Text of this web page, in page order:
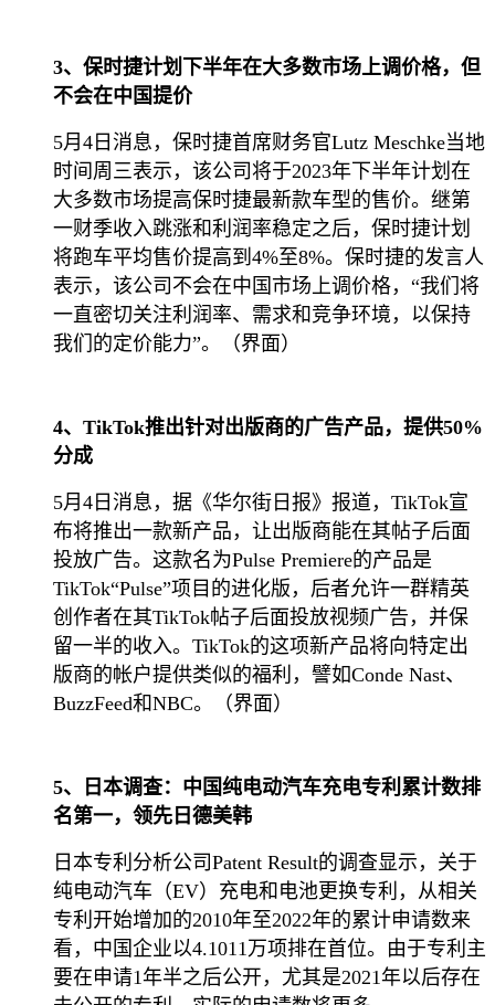
3、保时捷计划下半年在大多数市场上调价格，但
不会在中国提价
5月4日消息，保时捷首席财务官Lutz Meschke当地
时间周三表示，该公司将于2023年下半年计划在
大多数市场提高保时捷最新款车型的售价。继第
一财季收入跳涨和利润率稳定之后，保时捷计划
将跑车平均售价提高到4%至8%。保时捷的发言人
表示，该公司不会在中国市场上调价格，“我们将
一直密切关注利润率、需求和竞争环境，以保持
我们的定价能力”。（界面）
4、TikTok推出针对出版商的广告产品，提供50%
分成
5月4日消息，据《华尔街日报》报道，TikTok宣
布将推出一款新产品，让出版商能在其帖子后面
投放广告。这款名为Pulse Premiere的产品是
TikTok“Pulse”项目的进化版，后者允许一群精英
创作者在其TikTok帖子后面投放视频广告，并保
留一半的收入。TikTok的这项新产品将向特定出
版商的帐户提供类似的福利，譬如Conde Nast、
BuzzFeed和NBC。（界面）
5、日本调查：中国纯电动汽车充电专利累计数排
名第一，领先日德美韩
日本专利分析公司Patent Result的调查显示，关于
纯电动汽车（EV）充电和电池更换专利，从相关
专利开始增加的2010年至2022年的累计申请数来
看，中国企业以4.1011万项排在首位。由于专利主
要在申请1年半之后公开，尤其是2021年以后存在